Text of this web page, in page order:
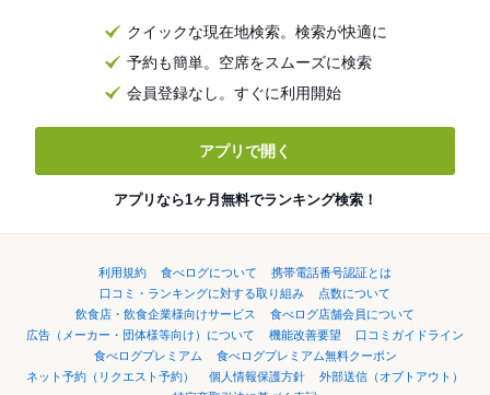
クイックな現在地検索。検索が快適に
予約も簡単。空席をスムーズに検索
会員登録なし。すぐに利用開始
アプリで開く
アプリなら1ヶ月無料でランキング検索！
利用規約 食べログについて
携帯電話番号認証とは
口コミ・ランキングに対する取り組み
点数について
飲食店・飲食企業様向けサービス
食べログ店舗会員について
広告（メーカー・団体様等向け）について
機能改善要望
口コミガイドライン
食べログプレミアム
食べログプレミアム無料クーポン
ネット予約（リクエスト予約）
個人情報保護方針
外部送信（オプトアウト）